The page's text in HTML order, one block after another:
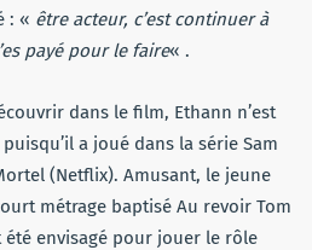
: « être acteur, c’est continuer à
payé pour le faire« .
dans le film, Ethann n’est
a joué dans la série Sam
(Netflix). Amusant, le jeune
métrage baptisé Au revoir Tom
envisagé pour jouer le rôle